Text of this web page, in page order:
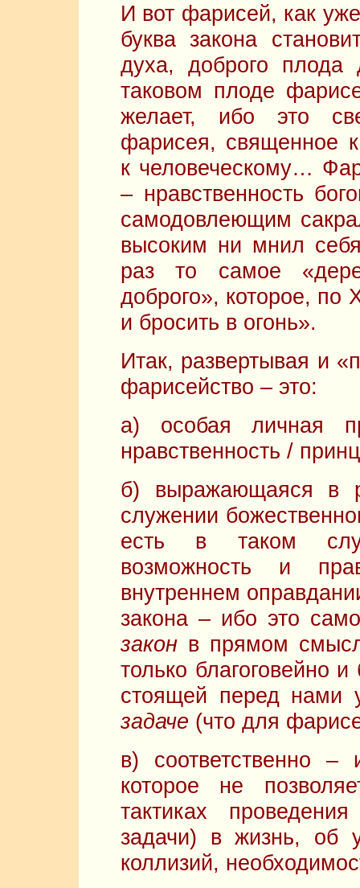
И вот фарисей, как
буква закона
духа, доброго
таковом плоде
желает, ибо это
фарисея, священное
к человеческому…
– нравственность
самодовлеющим
высоким ни мнил
раз то самое
доброго», которое, по
и бросить в огонь».
Итак, развертывая и
фарисейство – это:
а) особая личная
нравственность /
б) выражающаяся в
служении
есть в таком
возможность и
внутреннем
закона – ибо это
закон в прямом
только благоговейно
стоящей перед нами
задаче (что для
в) соответственно
которое не
тактиках
задачи) в жизнь, об
коллизий,